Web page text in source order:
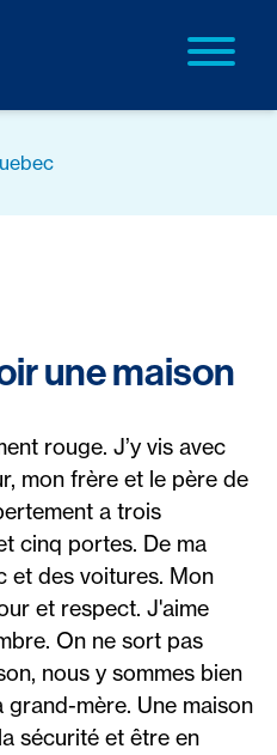
une maison
rouge. J’y vis avec
mon frère et le père de
a trois
cinq portes. De ma
et des voitures. Mon
et respect. J'aime
On ne sort pas
nous y sommes bien
mère. Une maison
sécurité et être en